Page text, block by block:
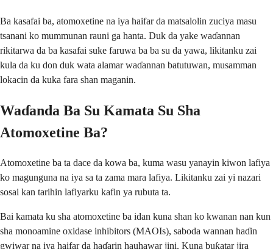
Ba kasafai ba, atomoxetine na iya haifar da matsalolin zuciya masu
tsanani ko mummunan rauni ga hanta. Duk da yake waɗannan
rikitarwa da ba kasafai suke faruwa ba ba su da yawa, likitanku zai
kula da ku don duk wata alamar waɗannan batutuwan, musamman
lokacin da kuka fara shan maganin.
Waɗanda Ba Su Kamata Su Sha
Atomoxetine Ba?
Atomoxetine ba ta dace da kowa ba, kuma wasu yanayin kiwon lafiya
ko magunguna na iya sa ta zama mara lafiya. Likitanku zai yi nazari
sosai kan tarihin lafiyarku kafin ya rubuta ta.
Bai kamata ku sha atomoxetine ba idan kuna shan ko kwanan nan kun
sha monoamine oxidase inhibitors (MAOIs), saboda wannan haɗin
gwiwar na iya haifar da haɗarin hauhawar jini. Kuna buƙatar jira